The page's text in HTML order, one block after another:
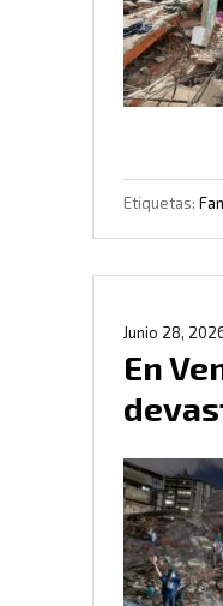
Etiquetas:
Junio 28,
En